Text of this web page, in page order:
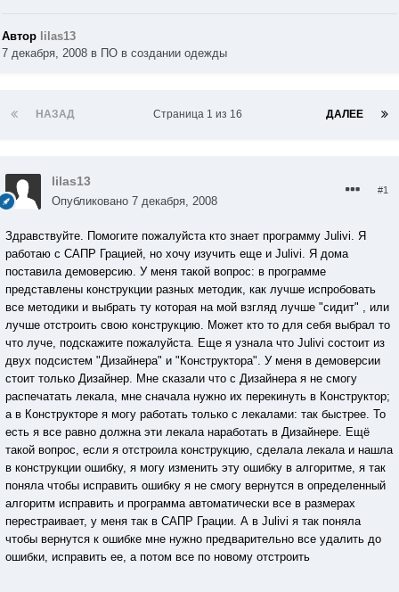
Автор lilas13
7 декабря, 2008 в ПО в создании одежды
НАЗАД ДАЛЕЕ
Страница 1 из 16
lilas13
Опубликовано 7 декабря, 2008
#1
Здравствуйте. Помогите пожалуйста кто знает программу Julivi. Я
работаю с САПР Грацией, но хочу изучить еще и Julivi. Я дома
поставила демоверсию. У меня такой вопрос: в программе
представлены конструкции разных методик, как лучше испробовать
все методики и выбрать ту которая на мой взгляд лучше "сидит" , или
лучше отстроить свою конструкцию. Может кто то для себя выбрал то
что луче, подскажите пожалуйста. Еще я узнала что Julivi состоит из
двух подсистем "Дизайнера" и "Конструктора". У меня в демоверсии
стоит только Дизайнер. Мне сказали что с Дизайнера я не смогу
распечатать лекала, мне сначала нужно их перекинуть в Конструктор;
а в Конструкторе я могу работать только с лекалами: так быстрее. То
есть я все равно должна эти лекала наработать в Дизайнере. Ещё
такой вопрос, если я отстроила конструкцию, сделала лекала и нашла
в конструкции ошибку, я могу изменить эту ошибку в алгоритме, я так
поняла чтобы исправить ошибку я не смогу вернутся в определенный
алгоритм исправить и программа автоматически все в размерах
перестраивает, у меня так в САПР Грации. А в Julivi я так поняла
чтобы вернутся к ошибке мне нужно предварительно все удалить до
ошибки, исправить ее, а потом все по новому отстроить